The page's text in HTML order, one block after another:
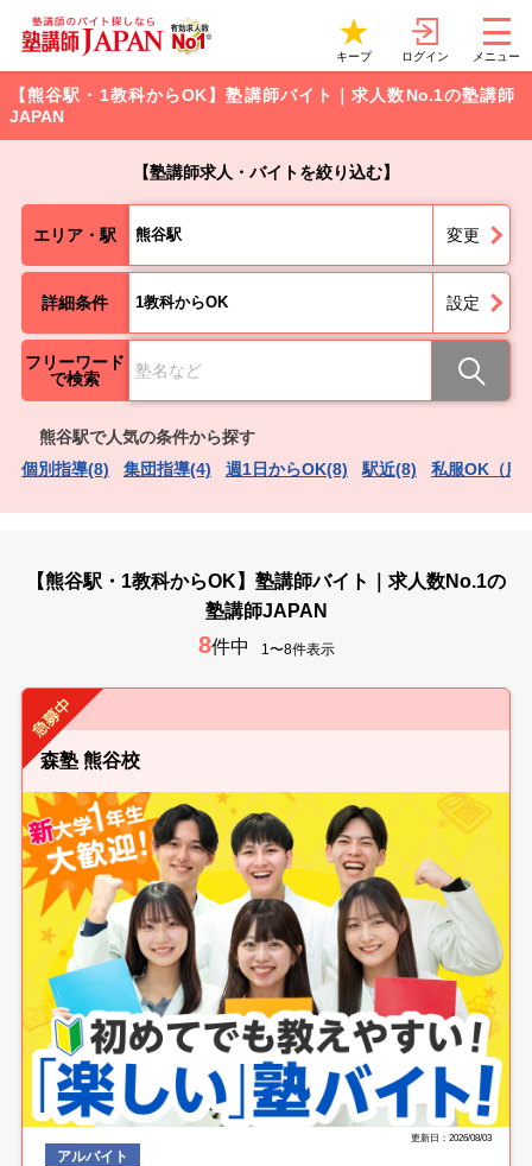
キープ ログイン メニュー
【熊谷駅・1教科からOK】塾講師バイト｜求人数No.1の塾講師
JAPAN
【塾講師求人・バイトを絞り込む】
エリア・駅 熊谷駅 変更
詳細条件 1教科からOK 設定
フリーワード
で検索
熊谷駅で人気の条件から探す
個別指導(8)
集団指導(4) 週1日からOK(8) 駅近(8) 私服OK（服
【熊谷駅・1教科からOK】塾講師バイト｜求人数No.1の
塾講師JAPAN
8件中 1〜8件表示
森塾 熊谷校
更新日：2026/08/03
アルバイト